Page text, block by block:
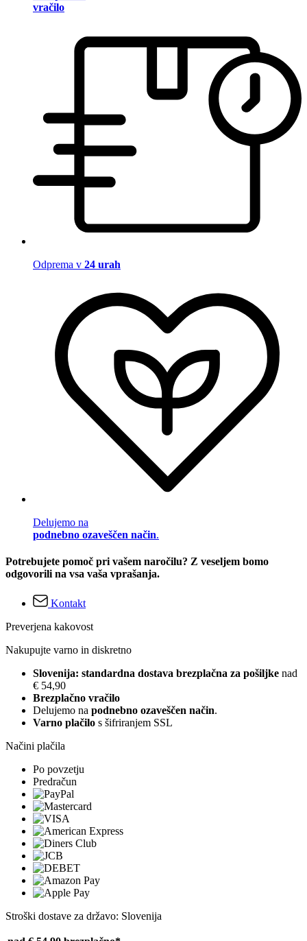
vračilo
Odprema v 24 urah
Delujemo na
podnebno ozaveščen način.
Potrebujete pomoč pri vašem naročilu? Z veseljem bomo
odgovorili na vsa vaša vprašanja.
Kontakt
Preverjena kakovost
Nakupujte varno in diskretno
Slovenija: standardna dostava brezplačna za pošiljke nad
€ 54,90
Brezplačno vračilo
Delujemo na podnebno ozaveščen način.
Varno plačilo s šifriranjem SSL
Načini plačila
Po povzetju
Predračun
Stroški dostave za državo: Slovenija